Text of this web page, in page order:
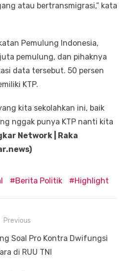
atau bertransmigrasi,” kata
Pemulung Indonesia,
pemulung, dan pihaknya
data tersebut. 50 persen
KTP.
kita sekolahkan ini, baik
nggak punya KTP nanti kita
Network | Raka
Berita Politik Highlight
Previous
Soal Pro Kontra Dwifungsi
di RUU TNI